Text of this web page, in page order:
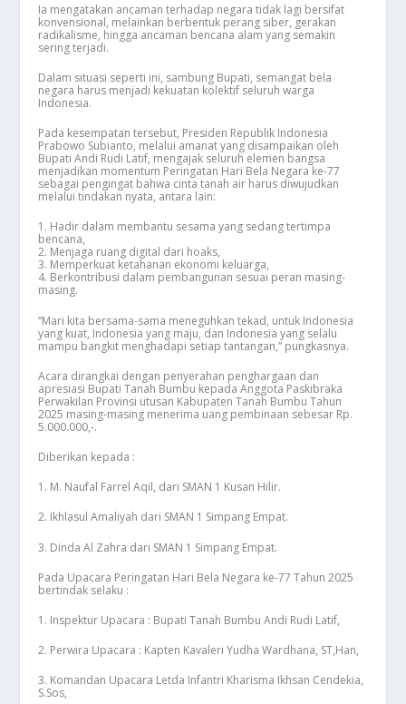
Ia mengatakan ancaman terhadap negara tidak lagi bersifat
konvensional, melainkan berbentuk perang siber, gerakan
radikalisme, hingga ancaman bencana alam yang semakin
sering terjadi.
Dalam situasi seperti ini, sambung Bupati, semangat bela
negara harus menjadi kekuatan kolektif seluruh warga
Indonesia.
Pada kesempatan tersebut, Presiden Republik Indonesia
Prabowo Subianto, melalui amanat yang disampaikan oleh
Bupati Andi Rudi Latif, mengajak seluruh elemen bangsa
menjadikan momentum Peringatan Hari Bela Negara ke-77
sebagai pengingat bahwa cinta tanah air harus diwujudkan
melalui tindakan nyata, antara lain:
1. Hadir dalam membantu sesama yang sedang tertimpa
bencana,
2. Menjaga ruang digital dari hoaks,
3. Memperkuat ketahanan ekonomi keluarga,
4. Berkontribusi dalam pembangunan sesuai peran masing-
masing.
“Mari kita bersama-sama meneguhkan tekad, untuk Indonesia
yang kuat, Indonesia yang maju, dan Indonesia yang selalu
mampu bangkit menghadapi setiap tantangan,” pungkasnya.
Acara dirangkai dengan penyerahan penghargaan dan
apresiasi Bupati Tanah Bumbu kepada Anggota Paskibraka
Perwakilan Provinsi utusan Kabupaten Tanah Bumbu Tahun
2025 masing-masing menerima uang pembinaan sebesar Rp.
5.000.000,-.
Diberikan kepada :
1. M. Naufal Farrel Aqil, dari SMAN 1 Kusan Hilir.
2. Ikhlasul Amaliyah dari SMAN 1 Simpang Empat.
3. Dinda Al Zahra dari SMAN 1 Simpang Empat.
Pada Upacara Peringatan Hari Bela Negara ke-77 Tahun 2025
bertindak selaku :
1. Inspektur Upacara : Bupati Tanah Bumbu Andi Rudi Latif,
2. Perwira Upacara : Kapten Kavaleri Yudha Wardhana, ST,Han,
3. Komandan Upacara Letda Infantri Kharisma Ikhsan Cendekia,
S.Sos,